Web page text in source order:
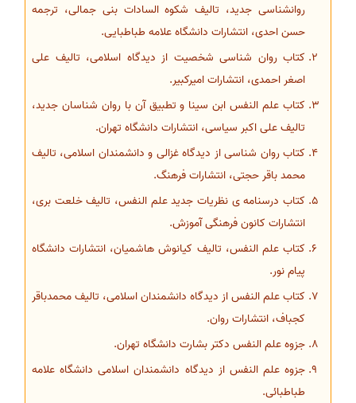
روانشناسی جدید، تالیف شکوه السادات بنی جمالی، ترجمه
حسن احدی، انتشارات دانشگاه علامه طباطبایی.
کتاب روان شناسی شخصیت از دیدگاه اسلامی، تالیف علی
اصغر احمدی، انتشارات امیرکبیر.
کتاب علم النفس ابن سینا و تطبیق آن با روان شناسان جدید،
تالیف علی اکبر سیاسی، انتشارات دانشگاه تهران.
کتاب روان شناسی از دیدگاه غزالی و دانشمندان اسلامی، تالیف
محمد باقر حجتی، انتشارات فرهنگ.
کتاب درسنامه ی نظریات جدید علم النفس، تالیف خلعت بری،
انتشارات کانون فرهنگی آموزش.
کتاب علم النفس، تالیف کیانوش هاشمیان، انتشارات دانشگاه
پیام نور.
کتاب علم النفس از دیدگاه دانشمندان اسلامی، تالیف محمدباقر
کجباف، انتشارات روان.
جزوه علم النفس دکتر بشارت دانشگاه تهران.
جزوه علم النفس از دیدگاه دانشمندان اسلامی دانشگاه علامه
طباطبائی.